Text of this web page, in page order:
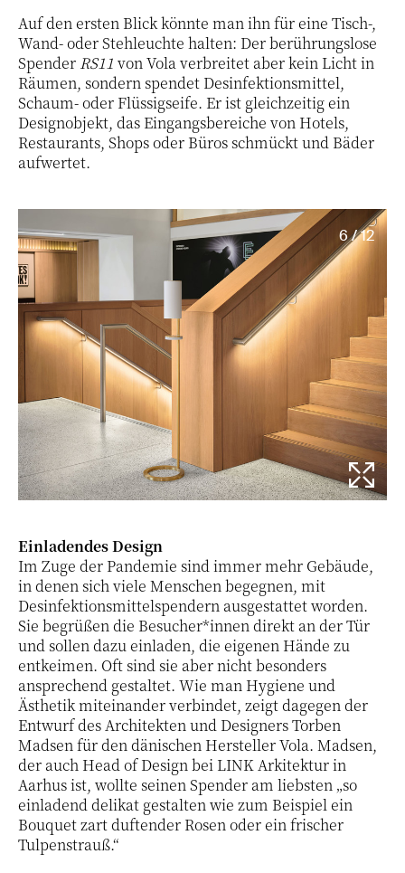
Auf den ersten Blick könnte man ihn für eine Tisch-,
Wand- oder Stehleuchte halten: Der berührungslose
Spender RS11 von Vola verbreitet aber kein Licht in
Räumen, sondern spendet Desinfektionsmittel,
Schaum- oder Flüssigseife. Er ist gleichzeitig ein
Designobjekt, das Eingangsbereiche von Hotels,
Restaurants, Shops oder Büros schmückt und Bäder
aufwertet.
6 / 12
Einladendes Design
Im Zuge der Pandemie sind immer mehr Gebäude,
in denen sich viele Menschen begegnen, mit
Desinfektionsmittelspendern ausgestattet worden.
Sie begrüßen die Besucher*innen direkt an der Tür
und sollen dazu einladen, die eigenen Hände zu
entkeimen. Oft sind sie aber nicht besonders
ansprechend gestaltet. Wie man Hygiene und
Ästhetik miteinander verbindet, zeigt dagegen der
Entwurf des Architekten und Designers Torben
Madsen für den dänischen Hersteller Vola. Madsen,
der auch Head of Design bei LINK Arkitektur in
Aarhus ist, wollte seinen Spender am liebsten „so
einladend delikat gestalten wie zum Beispiel ein
Bouquet zart duftender Rosen oder ein frischer
Tulpenstrauß.“